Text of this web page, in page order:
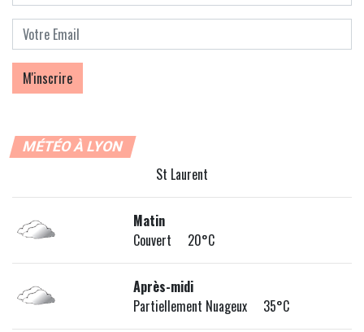
MÉTÉO À LYON
St Laurent
Matin
Couvert 20°C
Après-midi
Partiellement Nuageux 35°C